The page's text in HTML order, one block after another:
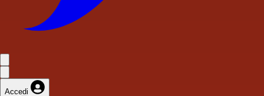
Accedi